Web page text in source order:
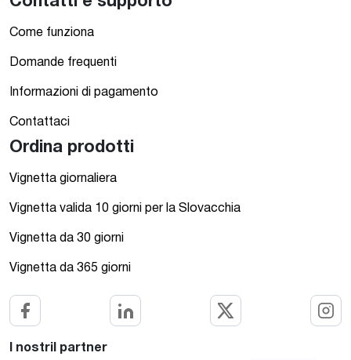
Come funziona
Domande frequenti
Informazioni di pagamento
Contattaci
Ordina prodotti
Vignetta giornaliera
Vignetta valida 10 giorni per la Slovacchia
Vignetta da 30 giorni
Vignetta da 365 giorni
I nostril partner